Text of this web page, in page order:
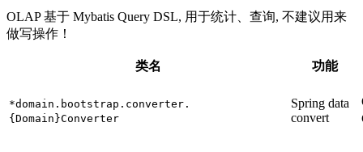
OLAP 基于 Mybatis Query DSL, 用于统计、查询, 不建议用来
做写操作！
类名 功能
*domain.bootstrap.converter.
{Domain}Converter
Spring data
convert